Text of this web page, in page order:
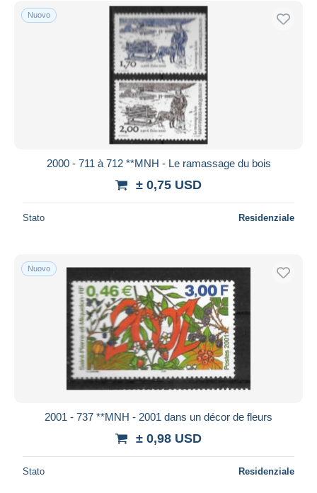
Nuovo
2000 - 711 à 712 **MNH - Le ramassage du bois
± 0,75 USD
Stato Residenziale
Nuovo
2001 - 737 **MNH - 2001 dans un décor de fleurs
± 0,98 USD
Stato Residenziale